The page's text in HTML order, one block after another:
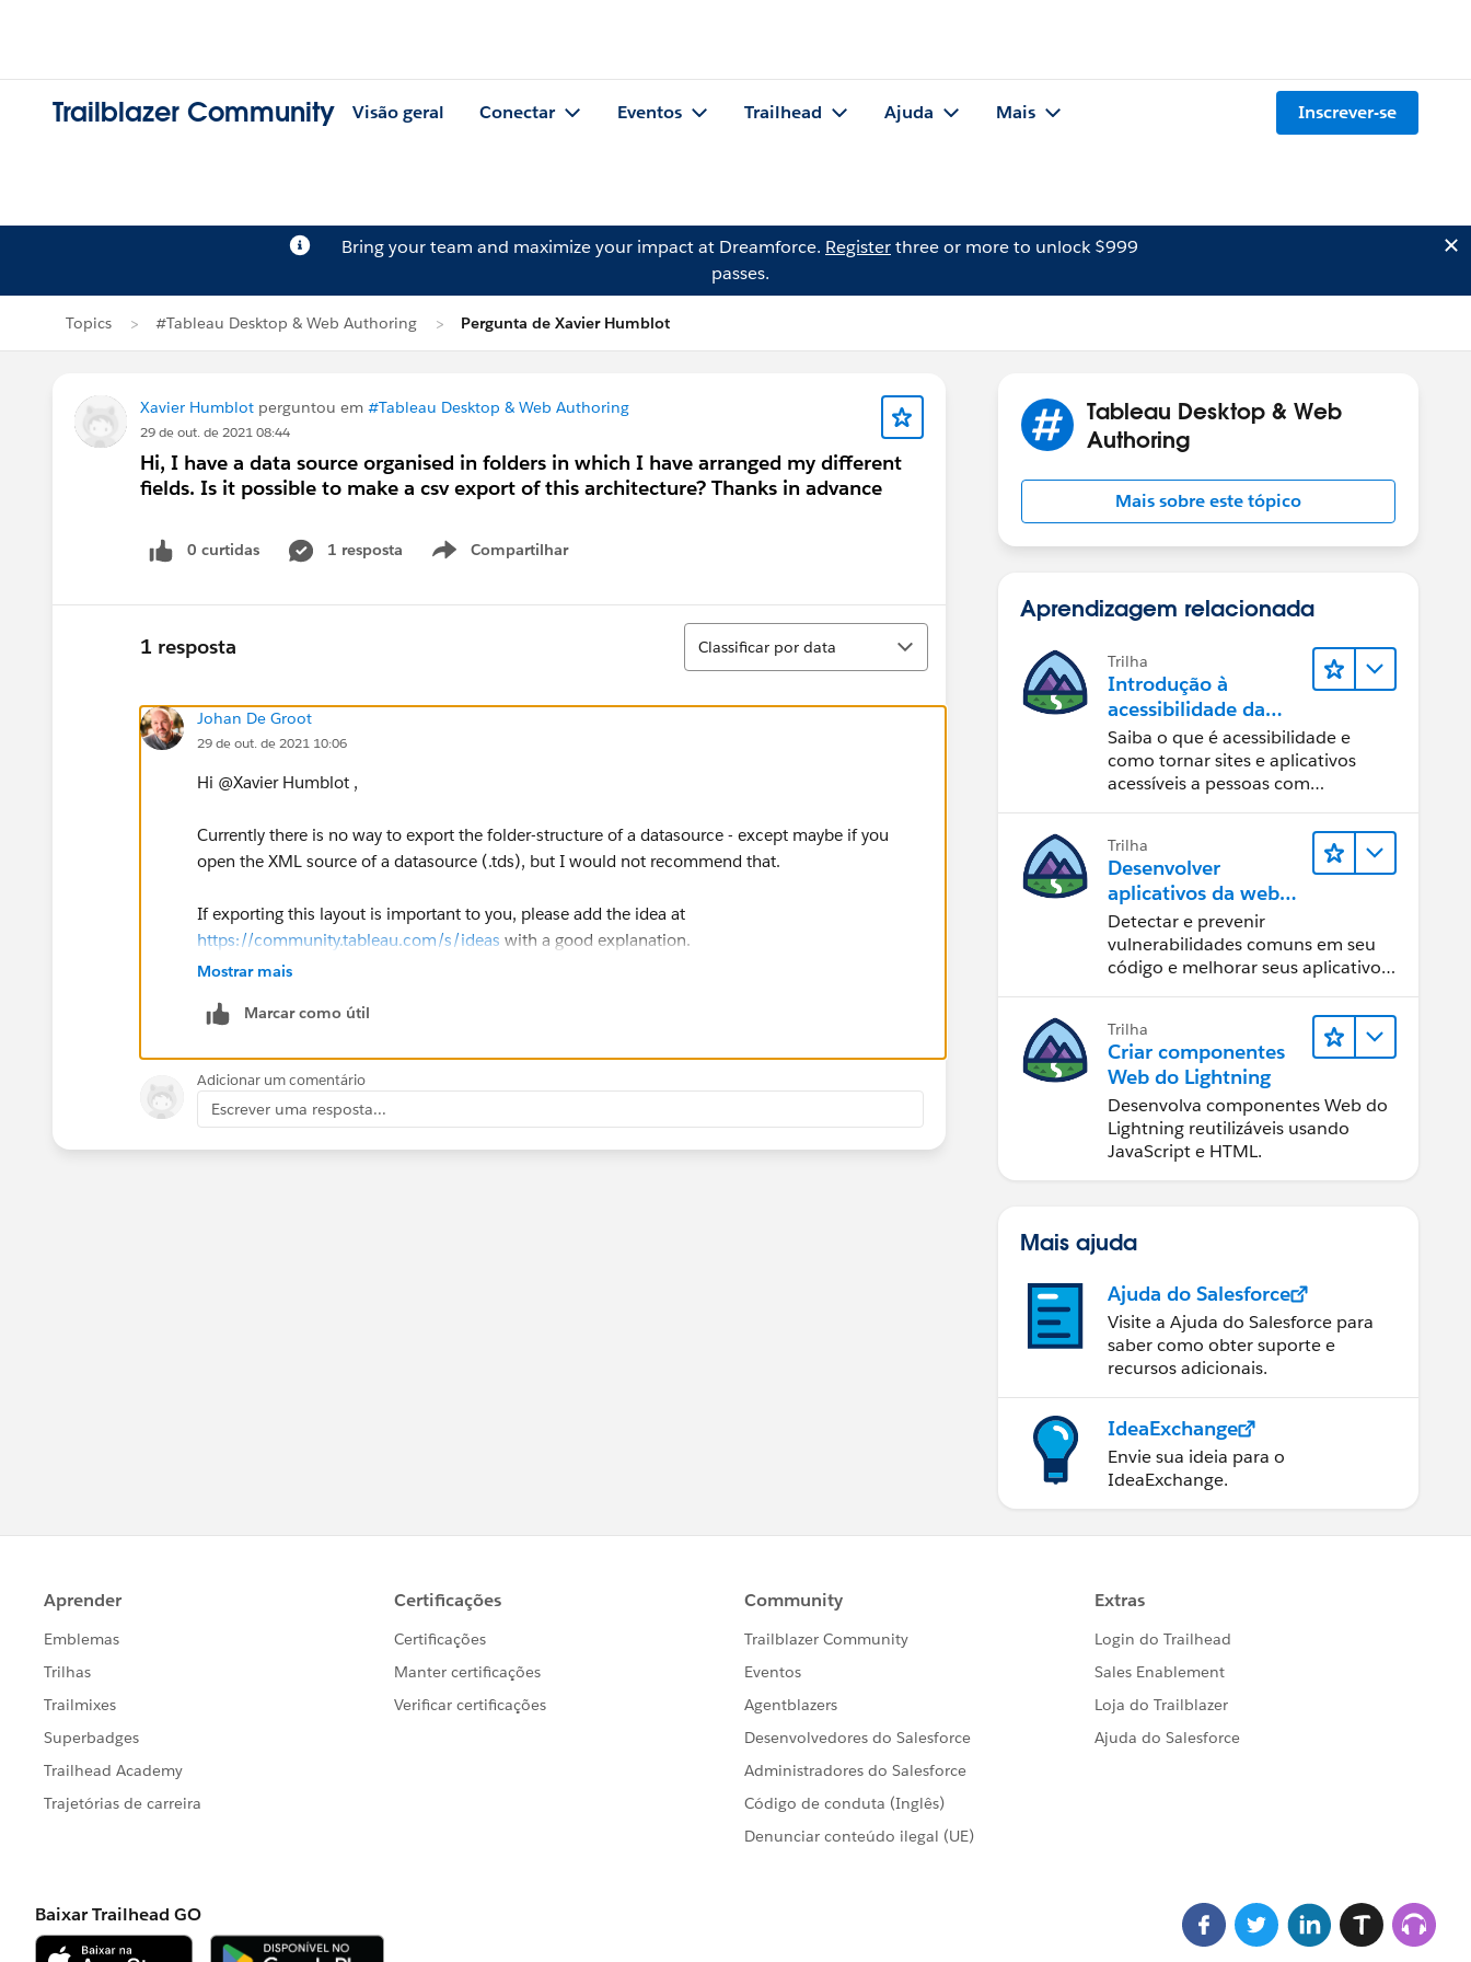
Trailblazer Community Visão geral Conectar Eventos Trailhead Ajuda Mais Inscrever-se
Bring your team and maximize your impact at Dreamforce. Registerthree or more to unlock $999
passes.
Topics #Tableau Desktop & Web Authoring Pergunta de Xavier Humblot
Xavier Humblot perguntou em #Tableau Desktop & Web Authoring
29 de out. de 2021 08:44
Hi, I have a data source organised in folders in which I have arranged my different
fields. Is it possible to make a csv export of this architecture? Thanks in advance
0 curtidas 1 resposta Compartilhar
Show menu
1 resposta
Classificar
Classificar por data
Johan De Groot
29 de out. de 2021 10:06
Hi @Xavier Humblot​ ,
Currently there is no way to export the folder-structure of a datasource - except maybe if you
open the XML source of a datasource (.tds), but I would not recommend that.
If exporting this layout is important to you, please add the idea at
https://community.tableau.com/s/ideas with a good explanation.
Johan de Groot
Mostrar mais
Marcar como útil
Adicionar um comentário
Escrever uma resposta...
Tableau Desktop & Web
Authoring
Mais sobre este tópico
Aprendizagem relacionada
Trilha
Introdução à
acessibilidade da
Web
Saiba o que é acessibilidade e
como tornar sites e aplicativos
acessíveis a pessoas com
Trilha
Desenvolver
aplicativos da web
seguros
Detectar e prevenir
vulnerabilidades comuns em seu
código e melhorar seus aplicativos
Trilha
Criar componentes
Web do Lightning
Desenvolva componentes Web do
Lightning reutilizáveis usando
JavaScript e HTML.
Mais ajuda
Ajuda do Salesforce
Visite a Ajuda do Salesforce para
saber como obter suporte e
recursos adicionais.
IdeaExchange
Envie sua ideia para o
IdeaExchange.